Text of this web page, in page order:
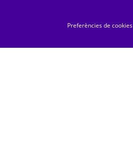
Preferències de cookies